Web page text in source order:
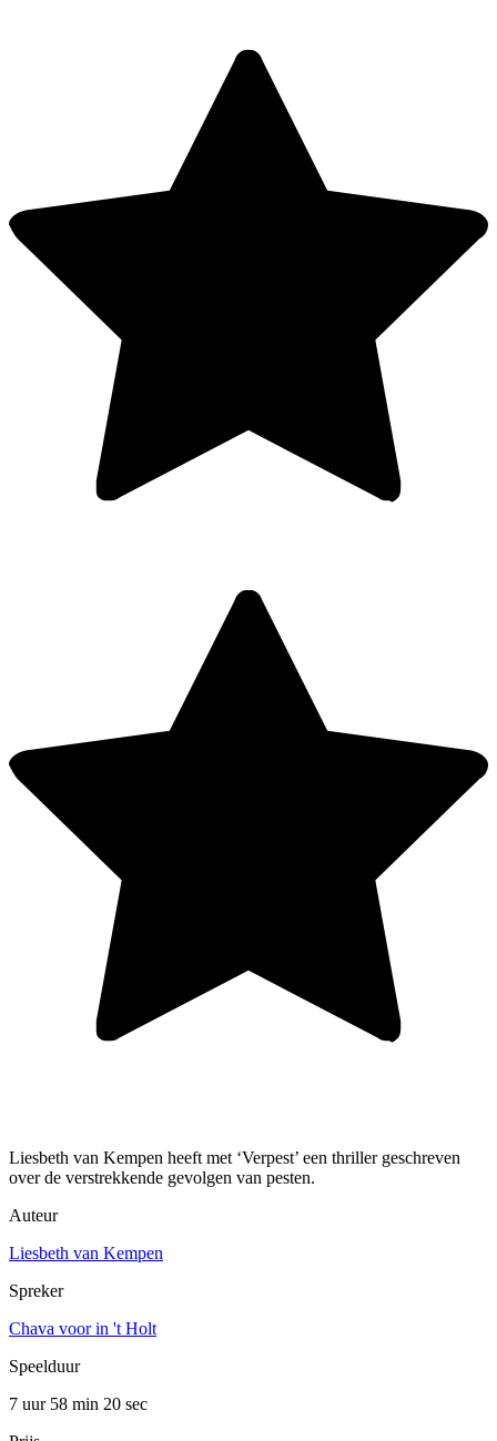
Liesbeth van Kempen heeft met ‘Verpest’ een thriller geschreven
over de verstrekkende gevolgen van pesten.
Auteur
Liesbeth van Kempen
Spreker
Chava voor in 't Holt
Speelduur
7 uur 58 min 20 sec